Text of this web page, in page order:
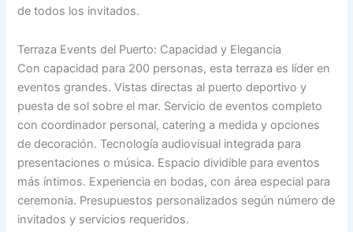
de todos los invitados.
Terraza Events del Puerto: Capacidad y Elegancia
Con capacidad para 200 personas, esta terraza es líder en
eventos grandes. Vistas directas al puerto deportivo y
puesta de sol sobre el mar. Servicio de eventos completo
con coordinador personal, catering a medida y opciones
de decoración. Tecnología audiovisual integrada para
presentaciones o música. Espacio dividible para eventos
más íntimos. Experiencia en bodas, con área especial para
ceremonia. Presupuestos personalizados según número de
invitados y servicios requeridos.